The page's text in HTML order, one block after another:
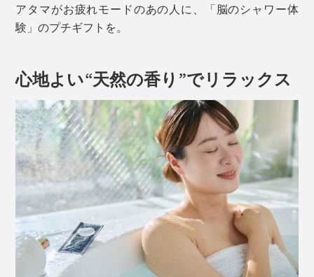
アタマがお疲れモードのあの人に、「脳のシャワー体
験」のプチギフトを。
心地よい“天然の香り”でリラックス